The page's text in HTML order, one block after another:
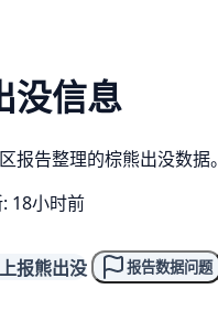
没信息
报告整理的棕熊出没数据。
18小时前
上报熊出没 报告数据问题